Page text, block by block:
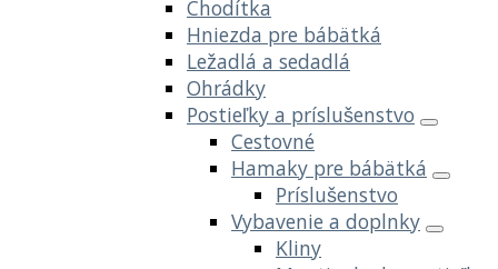
Chodítka
Hniezda pre bábätká
Ležadlá a sedadlá
Ohrádky
Postieľky a príslušenstvo
Cestovné
Hamaky pre bábätká
Príslušenstvo
Vybavenie a doplnky
Kliny